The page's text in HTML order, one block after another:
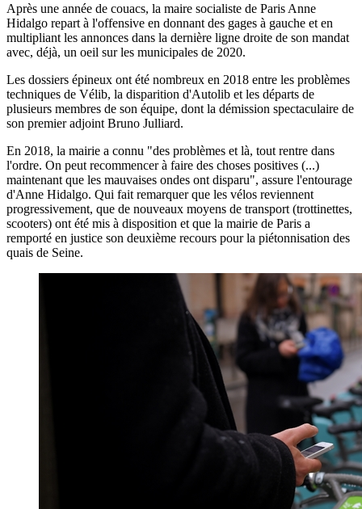
Après une année de couacs, la maire socialiste de Paris Anne
Hidalgo repart à l'offensive en donnant des gages à gauche et en
multipliant les annonces dans la dernière ligne droite de son mandat
avec, déjà, un oeil sur les municipales de 2020.
Les dossiers épineux ont été nombreux en 2018 entre les problèmes
techniques de Vélib, la disparition d'Autolib et les départs de
plusieurs membres de son équipe, dont la démission spectaculaire de
son premier adjoint Bruno Julliard.
En 2018, la mairie a connu "des problèmes et là, tout rentre dans
l'ordre. On peut recommencer à faire des choses positives (...)
maintenant que les mauvaises ondes ont disparu", assure l'entourage
d'Anne Hidalgo. Qui fait remarquer que les vélos reviennent
progressivement, que de nouveaux moyens de transport (trottinettes,
scooters) ont été mis à disposition et que la mairie de Paris a
remporté en justice son deuxième recours pour la piétonnisation des
quais de Seine.